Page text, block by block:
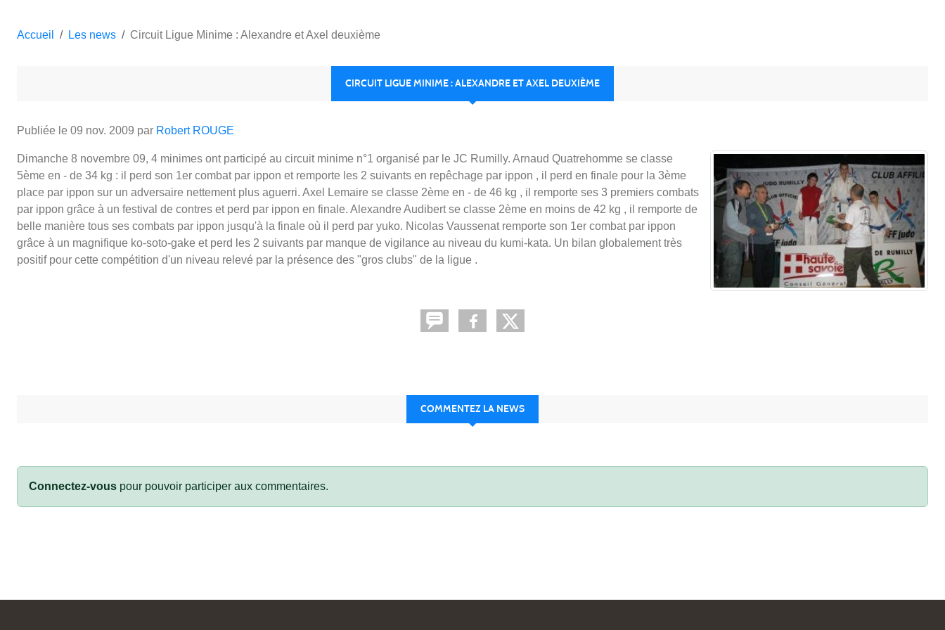
Accueil Les news Circuit Ligue Minime : Alexandre et Axel deuxième
CIRCUIT LIGUE MINIME : ALEXANDRE ET AXEL DEUXIÈME
Publiée le 09 nov. 2009 par Robert ROUGE
Dimanche 8 novembre 09, 4 minimes ont participé au circuit minime n°1 organisé par le JC Rumilly. Arnaud Quatrehomme se classe
5ème en - de 34 kg : il perd son 1er combat par ippon et remporte les 2 suivants en repêchage par ippon , il perd en finale pour la 3ème
place par ippon sur un adversaire nettement plus aguerri. Axel Lemaire se classe 2ème en - de 46 kg , il remporte ses 3 premiers combats
par ippon grâce à un festival de contres et perd par ippon en finale. Alexandre Audibert se classe 2ème en moins de 42 kg , il remporte de
belle manière tous ses combats par ippon jusqu'à la finale où il perd par yuko. Nicolas Vaussenat remporte son 1er combat par ippon
grâce à un magnifique ko-soto-gake et perd les 2 suivants par manque de vigilance au niveau du kumi-kata. Un bilan globalement très
positif pour cette compétition d'un niveau relevé par la présence des "gros clubs" de la ligue .
COMMENTEZ LA NEWS
Connectez-vous pour pouvoir participer aux commentaires.